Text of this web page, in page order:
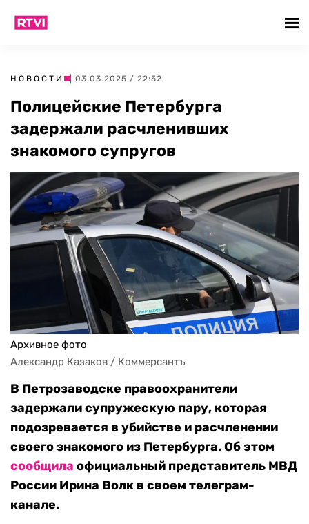
НОВОСТИ | 03.03.2025 / 22:52
Полицейские Петербурга
задержали расчленивших
знакомого супругов
Архивное фото
Александр Казаков / Коммерсантъ
В Петрозаводске правоохранители
задержали супружескую пару, которая
подозревается в убийстве и расчленении
своего знакомого из Петербурга. Об этом
сообщила официальный представитель МВД
России Ирина Волк в своем телеграм-
канале.